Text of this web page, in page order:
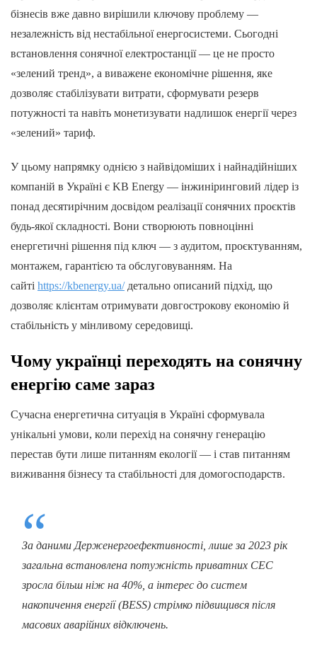
бізнесів вже давно вирішили ключову проблему —
незалежність від нестабільної енергосистеми. Сьогодні
встановлення сонячної електростанції — це не просто
«зелений тренд», а виважене економічне рішення, яке
дозволяє стабілізувати витрати, сформувати резерв
потужності та навіть монетизувати надлишок енергії через
«зелений» тариф.
У цьому напрямку однією з найвідоміших і найнадійніших
компаній в Україні є KB Energy — інжиніринговий лідер із
понад десятирічним досвідом реалізації сонячних проєктів
будь-якої складності. Вони створюють повноцінні
енергетичні рішення під ключ — з аудитом, проєктуванням,
монтажем, гарантією та обслуговуванням. На
сайті https://kbenergy.ua/детально описаний підхід, що
дозволяє клієнтам отримувати довгострокову економію й
стабільність у мінливому середовищі.
Чому українці переходять на сонячну
енергію саме зараз
Сучасна енергетична ситуація в Україні сформувала
унікальні умови, коли перехід на сонячну генерацію
перестав бути лише питанням екології — і став питанням
виживання бізнесу та стабільності для домогосподарств.
За даними Держенергоефективності, лише за 2023 рік
загальна встановлена потужність приватних СЕС
зросла більш ніж на 40%, а інтерес до систем
накопичення енергії (BESS) стрімко підвищився після
масових аварійних відключень.